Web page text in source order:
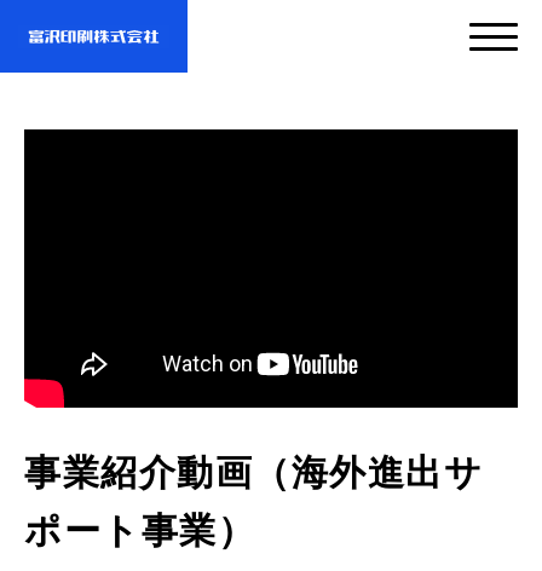
- ぎぞらーず
- デザイン
- ごあいさつ
- 会社概要
- すべての実績
お問い合わせ・資料DL
- お問い合わせTOP
わたしたちについて
事業紹介動画（海外進出サ
ポート事業）